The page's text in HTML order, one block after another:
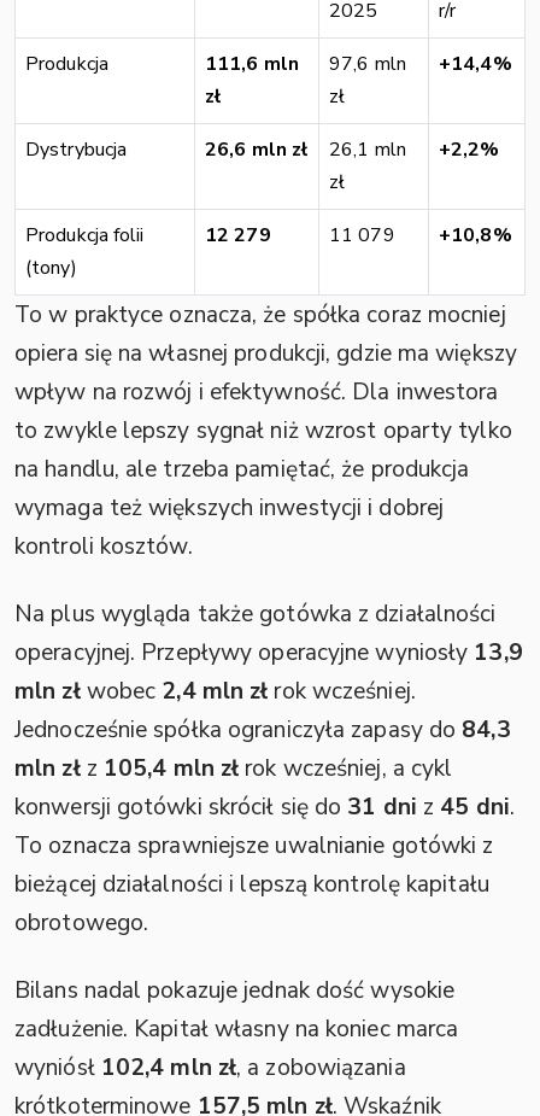
2025
r/r
Produkcja
111,6 mln
zł
97,6 mln
zł
+14,4%
Dystrybucja 26,6 mln zł
26,1 mln
zł
+2,2%
Produkcja folii
(tony)
12 279 11 079 +10,8%
To w praktyce oznacza, że spółka coraz mocniej
opiera się na własnej produkcji, gdzie ma większy
wpływ na rozwój i efektywność. Dla inwestora
to zwykle lepszy sygnał niż wzrost oparty tylko
na handlu, ale trzeba pamiętać, że produkcja
wymaga też większych inwestycji i dobrej
kontroli kosztów.
Na plus wygląda także gotówka z działalności
operacyjnej. Przepływy operacyjne wyniosły 13,9
mln złwobec 2,4 mln zł rok wcześniej.
Jednocześnie spółka ograniczyła zapasy do 84,3
mln złz 105,4 mln zł rok wcześniej, a cykl
konwersji gotówki skrócił się do 31 dni z 45 dni.
To oznacza sprawniejsze uwalnianie gotówki z
bieżącej działalności i lepszą kontrolę kapitału
obrotowego.
Bilans nadal pokazuje jednak dość wysokie
zadłużenie. Kapitał własny na koniec marca
wyniósł 102,4 mln zł, a zobowiązania
krótkoterminowe 157,5 mln zł. Wskaźnik